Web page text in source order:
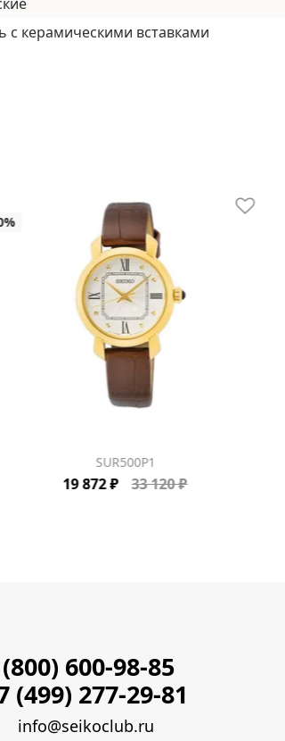
с керамическими вставками
SUR500P1
19 872 ₽ 33 120 ₽
600-98-85
(499) 277-29-81
info@seikoclub.ru